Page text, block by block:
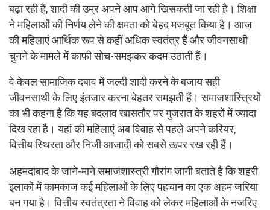
बढ़ा रही हैं, शादी की उम्र अपने आप आगे खिसकती जा रही है। शिक्षा
ने महिलाओं की निर्णय लेने की क्षमता को बेहद मजबूत किया है। आज
की महिलाएं आर्थिक रूप से कहीं अधिक स्वतंत्र हैं और जीवनसाथी
चुनने के मामले में काफी सोच-समझकर कदम उठाती हैं।
वे केवल सामाजिक दबाव में जल्दी शादी करने के बजाय सही
जीवनसाथी के लिए इंतजार करना बेहतर समझती हैं। समाजशास्त्रियों
का भी कहना है कि यह बदलाव खासतौर पर गुजरात के शहरों में ज्यादा
दिख रहा है। यहां की महिलाएं अब विवाह से पहले अपने करियर,
वित्तीय स्थिरता और निजी आजादी को सबसे ऊपर रख रही हैं।
अहमदाबाद के जाने-माने समाजशास्त्री गौरांग जानी बताते हैं कि शहरी
इलाकों में कामकाज कई महिलाओं के लिए पहचान का एक अहम जरिया
बन गया है। वित्तीय स्वतंत्रता ने विवाह को लेकर महिलाओं के नजरिए